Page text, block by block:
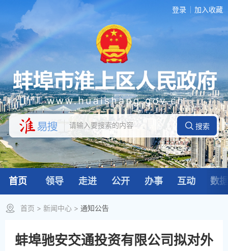
登录 加入收藏
首页 领导 走进 公开 办事 互动 数
首页 > 新闻中心 > 通知公告
蚌埠驰安交通投资有限公司拟对外